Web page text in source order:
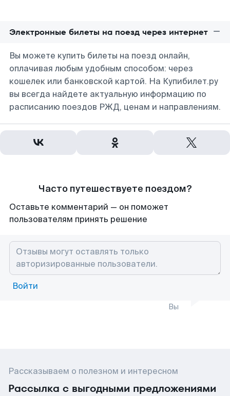
Электронные билеты на поезд через интернет
Вы можете купить билеты на поезд онлайн,
оплачивая любым удобным способом: через
кошелек или банковской картой. На Купибилет.ру
вы всегда найдете актуальную информацию по
расписанию поездов РЖД, ценам и направлениям.
Часто путешествуете поездом?
Оставьте комментарий — он поможет
пользователям принять решение
Войти
Вы
Рассказываем о полезном и интересном
Рассылка с выгодными предложениями